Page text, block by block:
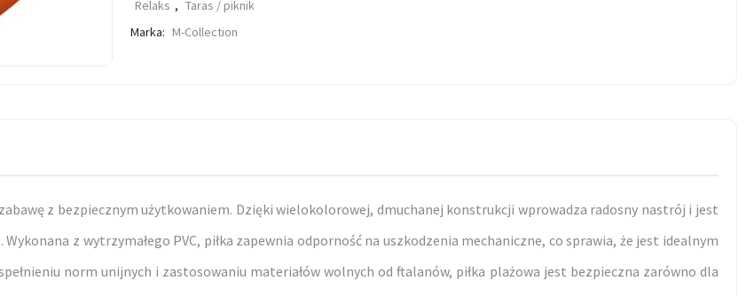
Relaks , Taras / piknik
Marka: M-Collection
z bezpiecznym użytkowaniem. Dzięki wielokolorowej, dmuchanej konstrukcji wprowadza radosny nastrój i jest
z wytrzymałego PVC, piłka zapewnia odporność na uszkodzenia mechaniczne, co sprawia, że jest idealnym
norm unijnych i zastosowaniu materiałów wolnych od ftalanów, piłka plażowa jest bezpieczna zarówno dla